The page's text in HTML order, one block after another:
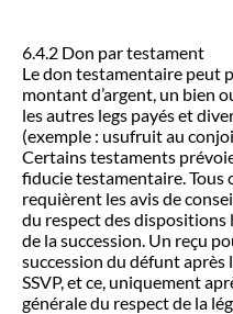
6.4.2 Don par testament
Le don testamentaire peut
montant d’argent, un bien
les autres legs payés et
(exemple : usufruit au
Certains testaments
fiducie testamentaire. Tous
requièrent les avis de
du respect des
de la succession. Un reçu
succession du défunt après
SSVP, et ce, uniquement
générale du respect de la